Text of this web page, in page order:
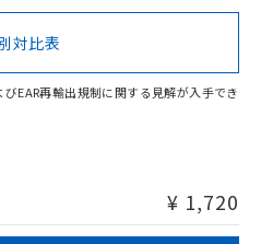
可能性があります。
対比表
EAR再輸出規制に関する見解が入手でき
¥ 1,720